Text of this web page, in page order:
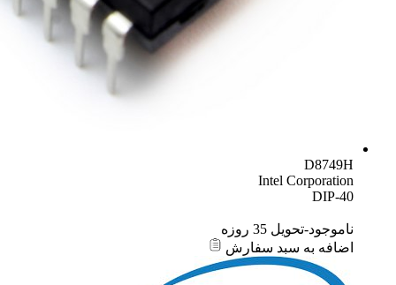
D8749H
Intel Corporation
DIP-40
ناموجود-تحویل 35 روزه
اضافه به سبد سفارش